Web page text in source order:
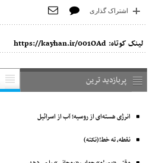
اشتراک گذاری
لینک کوتاه: https://kayhan.ir/001OAd
پربازدید ترین
انرژی هسته‌ای از روسیه؛ آب از اسرائیل
نقطه، ته خط!(نکته)